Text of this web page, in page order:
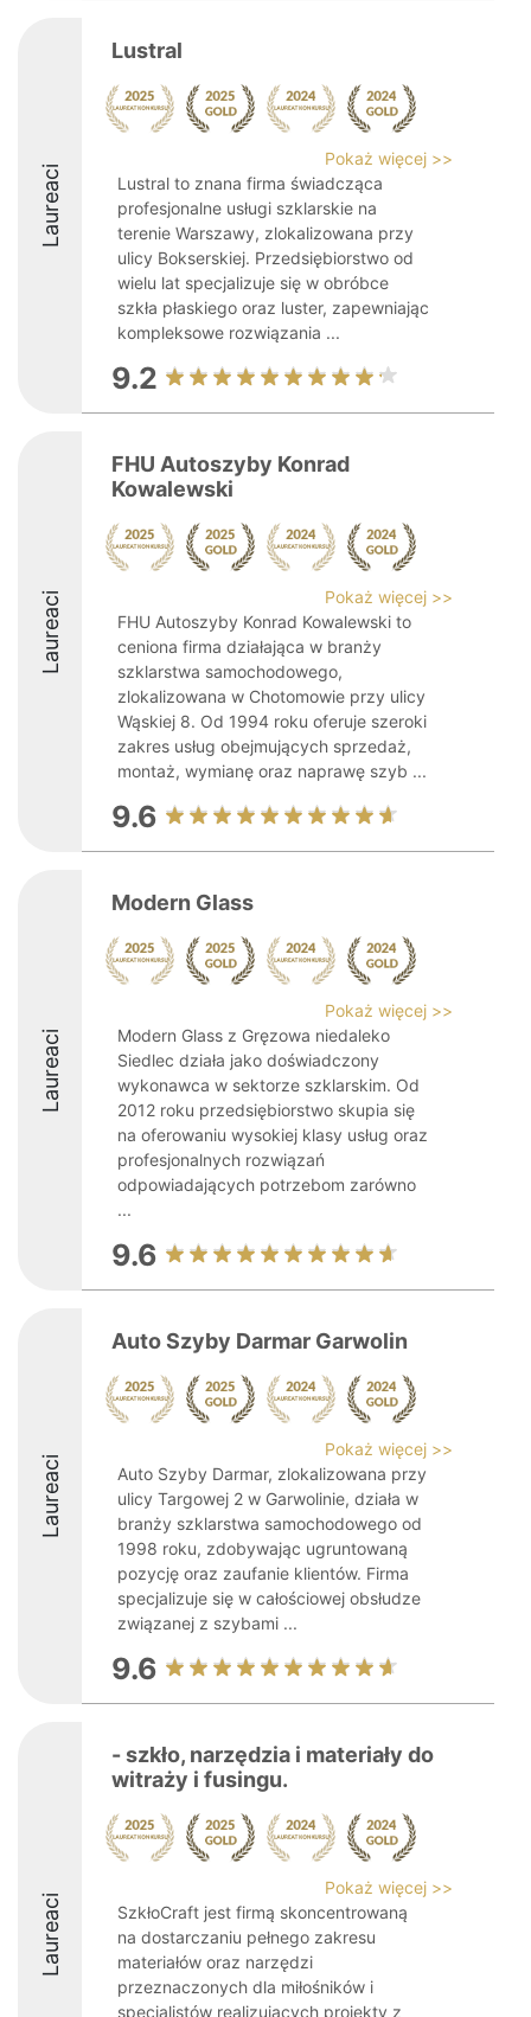
Laureaci
Lustral
Pokaż więcej >>
Lustral to znana firma świadcząca
profesjonalne usługi szklarskie na
terenie Warszawy, zlokalizowana przy
ulicy Bokserskiej. Przedsiębiorstwo od
wielu lat specjalizuje się w obróbce
szkła płaskiego oraz luster, zapewniając
kompleksowe rozwiązania ...
9.2
Laureaci
FHU Autoszyby Konrad
Kowalewski
Pokaż więcej >>
FHU Autoszyby Konrad Kowalewski to
ceniona firma działająca w branży
szklarstwa samochodowego,
zlokalizowana w Chotomowie przy ulicy
Wąskiej 8. Od 1994 roku oferuje szeroki
zakres usług obejmujących sprzedaż,
montaż, wymianę oraz naprawę szyb ...
9.6
Laureaci
Modern Glass
Pokaż więcej >>
Modern Glass z Gręzowa niedaleko
Siedlec działa jako doświadczony
wykonawca w sektorze szklarskim. Od
2012 roku przedsiębiorstwo skupia się
na oferowaniu wysokiej klasy usług oraz
profesjonalnych rozwiązań
odpowiadających potrzebom zarówno
...
9.6
Laureaci
Auto Szyby Darmar Garwolin
Pokaż więcej >>
Auto Szyby Darmar, zlokalizowana przy
ulicy Targowej 2 w Garwolinie, działa w
branży szklarstwa samochodowego od
1998 roku, zdobywając ugruntowaną
pozycję oraz zaufanie klientów. Firma
specjalizuje się w całościowej obsłudze
związanej z szybami ...
9.6
Laureaci
- szkło, narzędzia i materiały do
witraży i fusingu.
Pokaż więcej >>
SzkłoCraft jest firmą skoncentrowaną
na dostarczaniu pełnego zakresu
materiałów oraz narzędzi
przeznaczonych dla miłośników i
specjalistów realizujących projekty z